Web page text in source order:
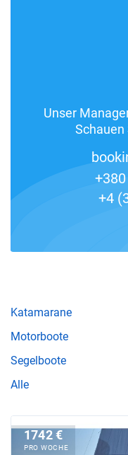
Unser
Schauen
+4
Katamarane
Motorboote
Segelboote
Alle
1742 €
PRO WOCHE